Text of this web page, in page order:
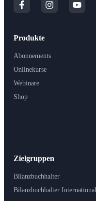
Produkte
Abonnements
Onlinekurse
Webinare
Shop
Zielgruppen
Bilanzbuchhalter
Bilanzbuchhalter International